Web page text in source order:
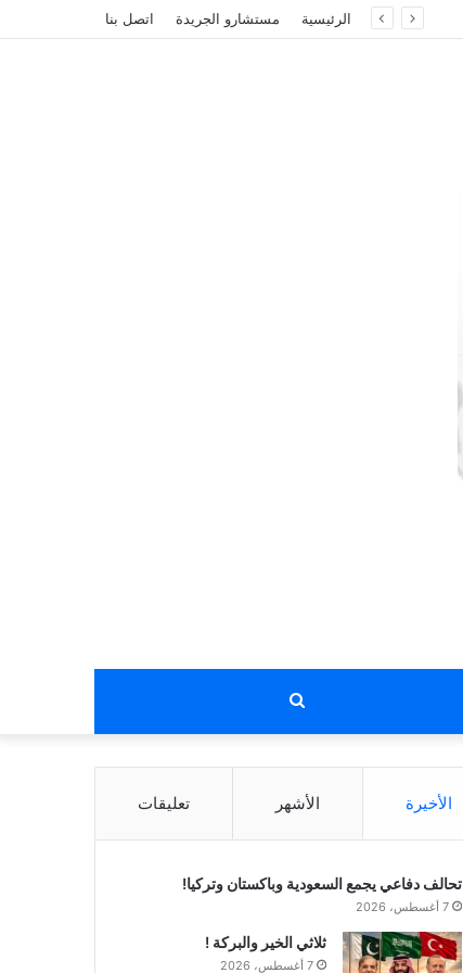
الرئيسية مستشارو الجريدة اتصل بنا
بحث
عن
الأخيرة الأشهر تعليقات
تحالف دفاعي يجمع السعودية وباكستان وتركيا!
7 أغسطس، 2026
ثلاثي الخير والبركة !
7 أغسطس، 2026